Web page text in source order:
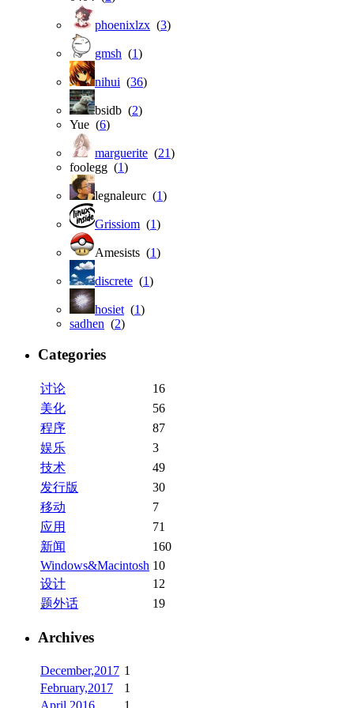
phoenixlzx (3)
gmsh (1)
nihui (36)
bsidb (2)
Yue (6)
marguerite (21)
foolegg (1)
legnaleurc (1)
Grissiom (1)
Amesists (1)
discrete (1)
hosiet (1)
sadhen (2)
Categories
讨论
16
美化
56
程序
87
娱乐
3
技术
49
发行版
30
移动
7
应用
71
新闻
160
Windows&Macintosh 10
设计
12
题外话
19
Archives
December,2017 1
February,2017
1
April,2016
1